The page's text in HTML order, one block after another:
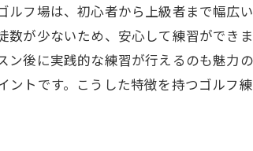
ることで得られるメリット
のためのステップ
ィードバック活用法
フ場は、初心者から上級者まで幅広
が少ないため、安心して練習ができ
後に実践的な練習が行えるのも魅力
トです。こうした特徴を持つゴルフ